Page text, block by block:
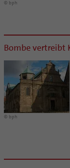
© bph
Bombe vertreibt
© bph